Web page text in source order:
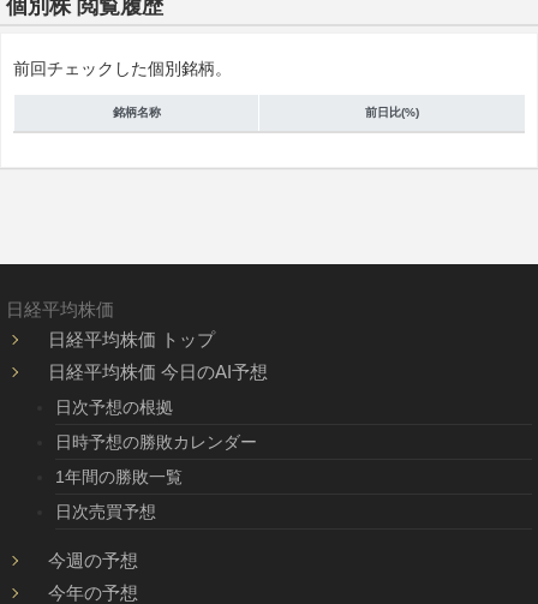
個別株 閲覧履歴
前回チェックした個別銘柄。
銘柄名称 前日比(%)
日経平均株価
日経平均株価 トップ
日経平均株価 今日のAI予想
日次予想の根拠
日時予想の勝敗カレンダー
1年間の勝敗一覧
日次売買予想
今週の予想
今年の予想